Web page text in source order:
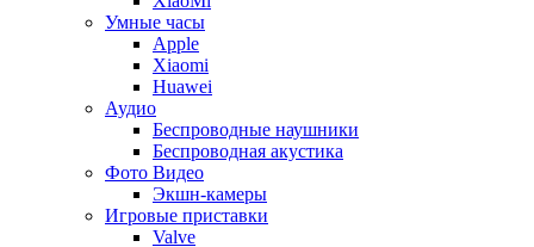
Умные часы
Apple
Xiaomi
Huawei
Аудио
Беспроводные наушники
Беспроводная акустика
Фото Видео
Экшн-камеры
Игровые приставки
Valve